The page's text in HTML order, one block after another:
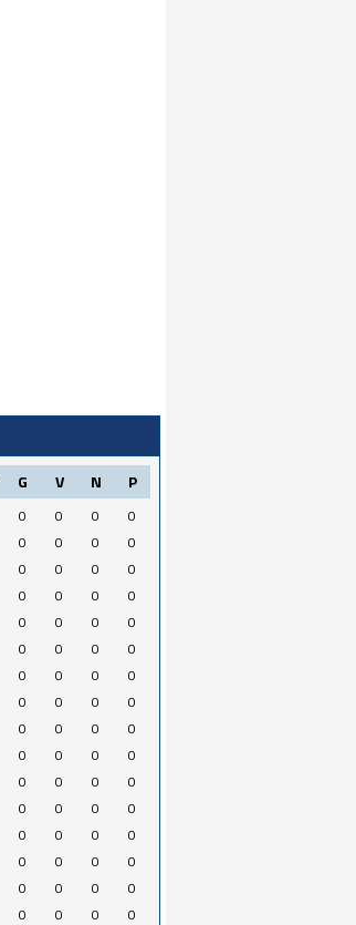
G V N P
0 0 0
0
0 0 0
0
0 0 0
0
0 0 0
0
0 0 0
0
0 0 0
0
0 0 0
0
0 0 0
0
0 0 0
0
0 0 0
0
0 0 0
0
0 0 0
0
0 0 0
0
0 0 0
0
0 0 0
0
0 0 0 0